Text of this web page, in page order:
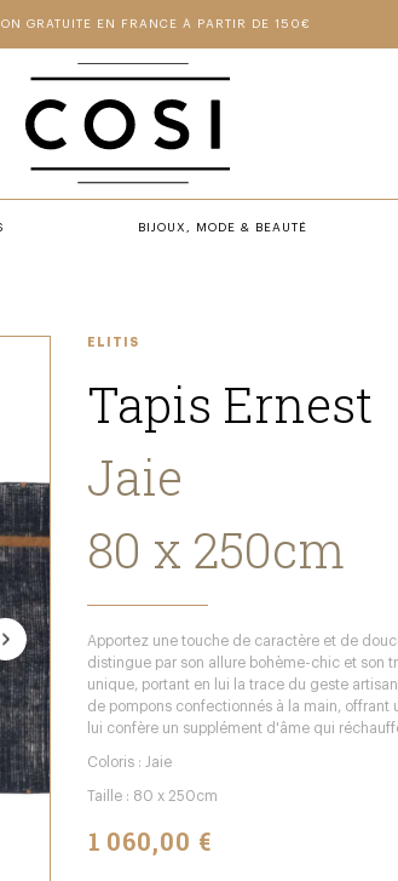
GRATUITE EN FRANCE À PARTIR DE 150€
BIJOUX, MODE & BEAUTÉ
ELITIS
Tapis Ernest
Jaie
80 x 250cm
Apportez une touche de caractère et de
distingue par son allure bohème-chic et son
unique, portant en lui la trace du geste
de pompons confectionnés à la main, offrant
lui confère un supplément d'âme qui
Coloris : Jaie
Taille : 80 x 250cm
1 060,00 €